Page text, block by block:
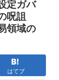
定ガバ
呪詛
領域の
はてブ